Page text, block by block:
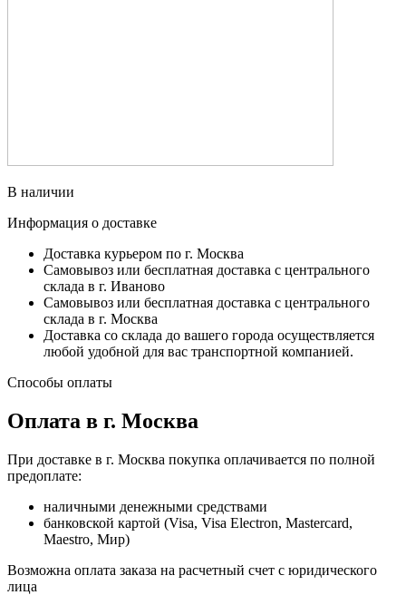
В наличии
Информация о доставке
Доставка курьером по г. Москва
Самовывоз или бесплатная доставка с центрального
склада в г. Иваново
Самовывоз или бесплатная доставка с центрального
склада в г. Москва
Доставка со склада до вашего города осуществляется
любой удобной для вас транспортной компанией.
Способы оплаты
Оплата в г. Москва
При доставке в г. Москва покупка оплачивается по полной
предоплате:
наличными денежными средствами
банковской картой (Visa, Visa Electron, Mastercard,
Maestro, Мир)
Возможна оплата заказа на расчетный счет с юридического
лица